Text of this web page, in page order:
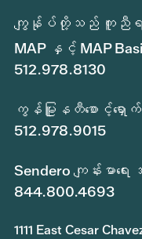
ကျွန်ုပ်တို့သည် ကူညီ
MAP နှင့် MAP
512.978.8130
ကွန်မြူနတီစောင့်ရှော
512.978.9015
Sendero ကျန်းမာရေ
844.800.4693
1111 East Cesar